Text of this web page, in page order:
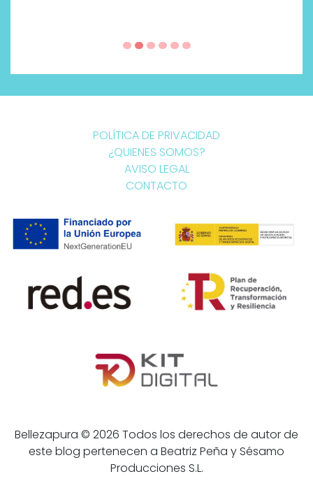
POLÍTICA DE PRIVACIDAD
¿QUIENES SOMOS?
AVISO LEGAL
CONTACTO
Bellezapura © 2026 Todos los derechos de autor de
este blog pertenecen a Beatriz Peña y Sésamo
Producciones S.L.